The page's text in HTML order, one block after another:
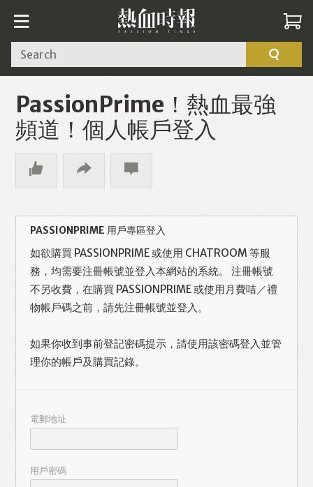
Search
PassionPrime！熱血最強
頻道！個人帳戶登入
PASSIONPRIME 用戶專區登入
如欲購買 PASSIONPRIME 或使用 CHATROOM 等服
務，均需要注冊帳號並登入本網站的系統。 注冊帳號
不另收費，在購買 PASSIONPRIME 或使用月費咭／禮
物帳戶碼之前，請先注冊帳號並登入。
如果你收到事前登記密碼提示，請使用該密碼登入並管
理你的帳戶及購買記錄。
電郵地址
用戶密碼